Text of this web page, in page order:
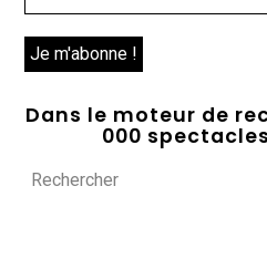
Dans le moteur de
000